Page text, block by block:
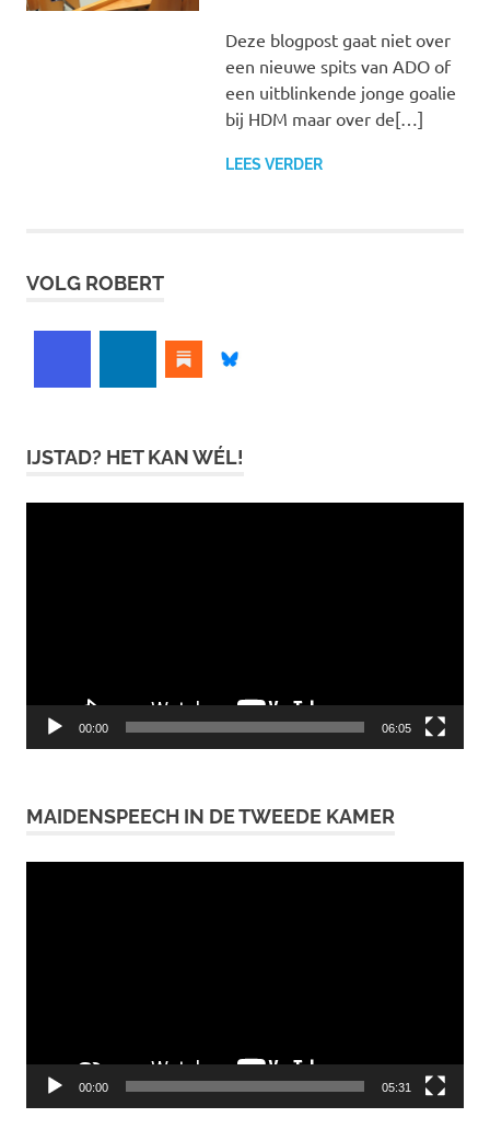
Deze blogpost gaat niet over
een nieuwe spits van ADO of
een uitblinkende jonge goalie
bij HDM maar over de[…]
LEES VERDER
VOLG ROBERT
IJSTAD? HET KAN WÉL!
00:00 06:05
MAIDENSPEECH IN DE TWEEDE KAMER
00:00 05:31